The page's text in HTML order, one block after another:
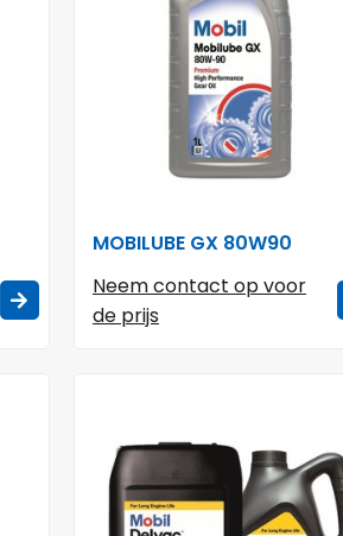
MOBILUBE GX 80W90
Neem contact op voor
de prijs